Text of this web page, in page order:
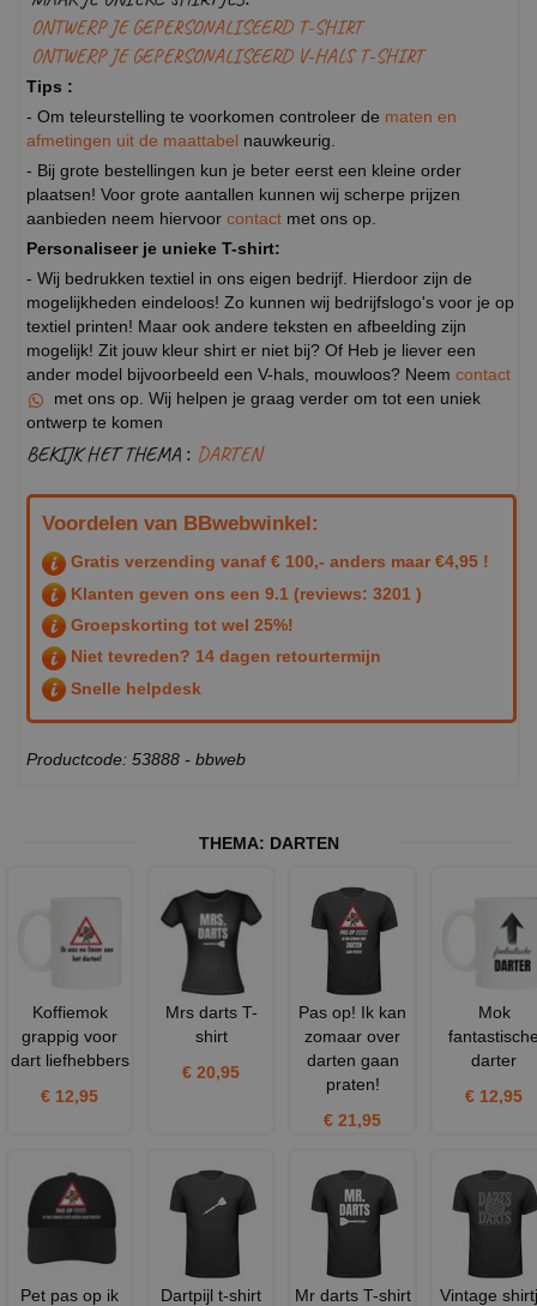
ONTWERP JE GEPERSONALISEERD T-SHIRT
ONTWERP JE GEPERSONALISEERD V-HALS T-SHIRT
Tips :
- Om teleurstelling te voorkomen controleer de maten en
afmetingen uit de maattabel nauwkeurig.
- Bij grote bestellingen kun je beter eerst een kleine order
plaatsen! Voor grote aantallen kunnen wij scherpe prijzen
aanbieden neem hiervoor contact met ons op.
Personaliseer je unieke T-shirt:
- Wij bedrukken textiel in ons eigen bedrijf. Hierdoor zijn de
mogelijkheden eindeloos! Zo kunnen wij bedrijfslogo's voor je op
textiel printen! Maar ook andere teksten en afbeelding zijn
mogelijk! Zit jouw kleur shirt er niet bij? Of Heb je liever een
ander model bijvoorbeeld een V-hals, mouwloos? Neem contact
met ons op. Wij helpen je graag verder om tot een uniek
ontwerp te komen
BEKIJK HET THEMA : DARTEN
Voordelen van BBwebwinkel:
Gratis verzending vanaf € 100,- anders maar €4,95 !
Klanten geven ons een 9.1 (reviews: 3201 )
Groepskorting tot wel 25%!
Niet tevreden? 14 dagen retourtermijn
Snelle helpdesk
Productcode: 53888 - bbweb
THEMA: DARTEN
Koffiemok
grappig voor
dart liefhebbers
€ 12,95
Mrs darts T-
shirt
€ 20,95
Pas op! Ik kan
zomaar over
darten gaan
praten!
€ 21,95
Mok
darter
€ 12,95
Pet pas op ik
Dartpijl t-shirt
Mr darts T-shirt
Vintage